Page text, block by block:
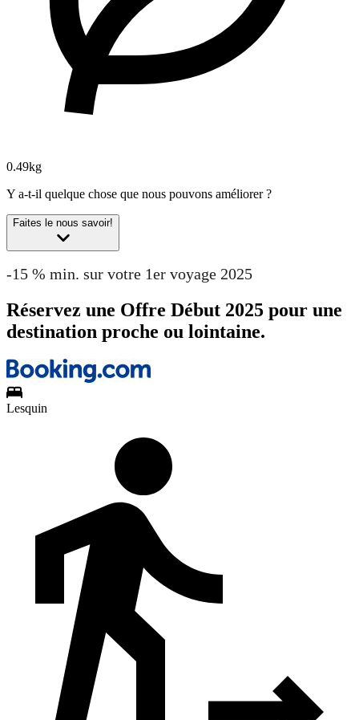
0.49kg
Y a-t-il quelque chose que nous pouvons améliorer ?
Faites le nous savoir!
-15 % min. sur votre 1er voyage 2025
Réservez une Offre Début 2025 pour une
destination proche ou lointaine.
Lesquin